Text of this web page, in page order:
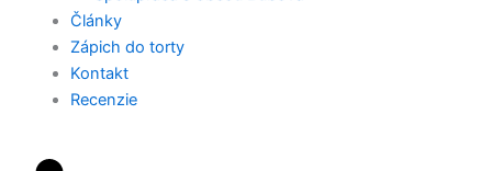
Články
Zápich do torty
Kontakt
Recenzie